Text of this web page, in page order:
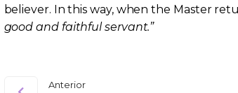
believer. In this way, when the Master
good and faithful servant.”
Anterior